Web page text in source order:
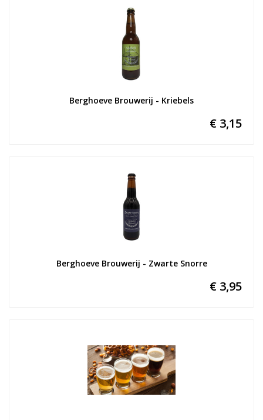
Berghoeve Brouwerij - Kriebels
€ 3,15
Berghoeve Brouwerij - Zwarte Snorre
€ 3,95